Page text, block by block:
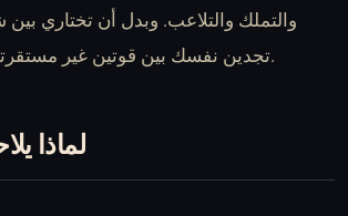
والتملك والتلاعب. وبدل أن تختاري
تجدين نفسك بين قوتين غير مستقرتين تريدان امتلاكك.
لماذا